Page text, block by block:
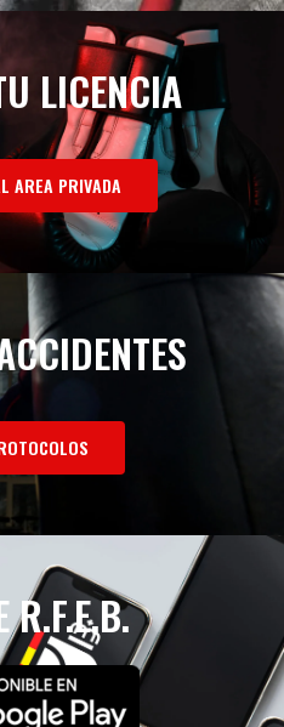
LICENCIA
AREA PRIVADA
R.F.E.B.